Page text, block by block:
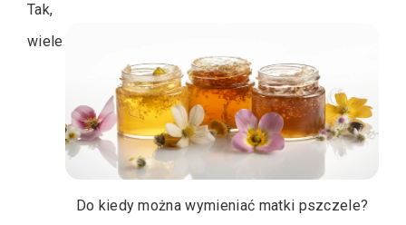
Do kiedy można wymieniać matki pszczele?
Tak,
wiele